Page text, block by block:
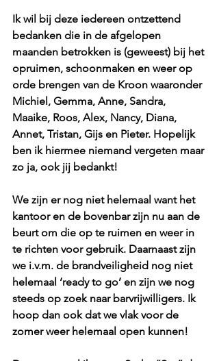
Ik wil bij deze iedereen ontzettend
bedanken die in de afgelopen
maanden betrokken is (geweest) bij het
opruimen, schoonmaken en weer op
orde brengen van de Kroon waaronder
Michiel, Gemma, Anne, Sandra,
Maaike, Roos, Alex, Nancy, Diana,
Annet, Tristan, Gijs en Pieter. Hopelijk
ben ik hiermee niemand vergeten maar
zo ja, ook jij bedankt!
We zijn er nog niet helemaal want het
kantoor en de bovenbar zijn nu aan de
beurt om die op te ruimen en weer in
te richten voor gebruik. Daarnaast zijn
we i.v.m. de brandveiligheid nog niet
helemaal ‘ready to go’ en zijn we nog
steeds op zoek naar barvrijwilligers. Ik
hoop dan ook dat we vlak voor de
zomer weer helemaal open kunnen!